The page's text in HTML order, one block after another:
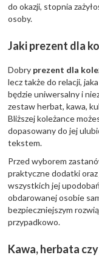
do okazji, stopnia
osoby.
Jaki prezent dla
Dobry prezent dla
lecz także do relacji,
będzie uniwersalny i
zestaw herbat, kawa,
Bliższej koleżance
dopasowany do jej
tekstem.
Przed wyborem
praktyczne dodatki oraz
wszystkich jej
obdarowanej osobie
bezpieczniejszym
przypadkowo.
Kawa, herbata